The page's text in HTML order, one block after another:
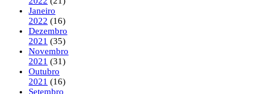
Janeiro
2022 (16)
Dezembro
2021 (35)
Novembro
2021 (31)
Outubro
2021 (16)
Setembro